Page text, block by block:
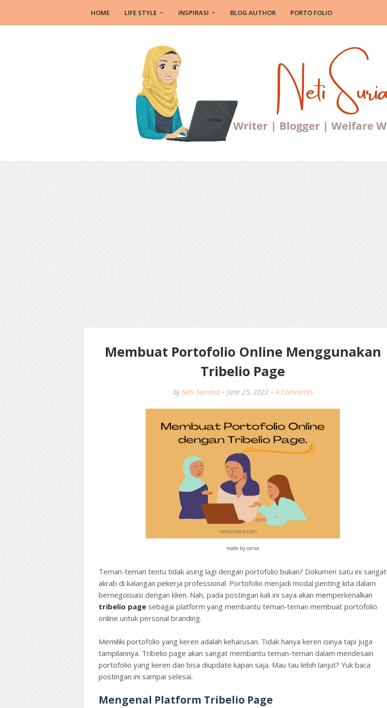
HOME LIFE STYLE INSPIRASI BLOG AUTHOR PORTO FOLIO
Membuat Portofolio Online Menggunakan
Tribelio Page
by Neti Suriana June 25, 2022 4 Comments
made by canva
Teman-teman tentu tidak asing lagi dengan portofolio bukan? Dokumen satu ini sangat
akrab di kalangan pekerja professional. Portofolio menjadi modal penting kita dalam
bernegoisiasi dengan klien. Nah, pada postingan kali ini saya akan memperkenalkan
tribelio page sebagai platform yang membantu teman-teman membuat portofolio
online untuk personal branding.
Memiliki portofolio yang keren adalah keharusan. Tidak hanya keren isinya tapi juga
tampilannya. Tribelio page akan sangat membantu teman-teman dalam mendesain
portofolio yang keren dan bisa diupdate kapan saja. Mau tau lebih lanjut? Yuk baca
postingan ini sampai selesai.
Mengenal Platform Tribelio Page